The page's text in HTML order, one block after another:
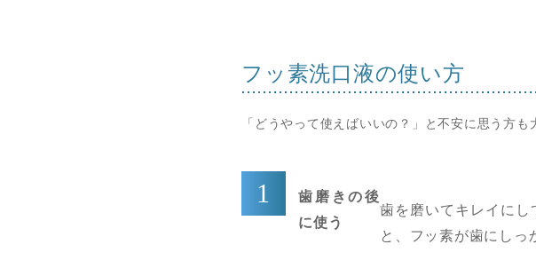
フッ素洗口液の使い方
「どうやって使えばいいの？」と不安に思う方
歯磨きの後
に使う
歯を磨いてキレイに
と、フッ素が歯にしっ